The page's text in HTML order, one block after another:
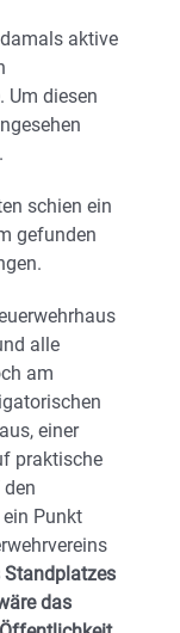
aktive
Um diesen
schien ein
gefunden
alle
am
einer
praktische
Punkt
Standplatzes
das